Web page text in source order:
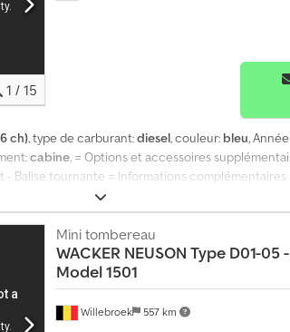
1 / 15
ch), type de carburant:diesel, couleur: bleu,
cabine, = Options et accessoires
Balise tournante = Informations complémentaires
Rtepfx Ahtsa Année modèle : 2022
transmission : chenilles Poids Poids à vide : 3 960
CE : oui État État technique : bon État esthétique :
Willebroek 557 km
Mini tombereau
WACKER NEUSON Type D01-05 -
Model 1501